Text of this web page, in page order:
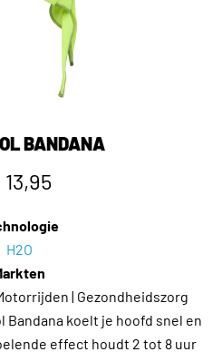
BANDANA
H2O
| Gezondheidszorg
Bandana koelt je hoofd snel en
effect houdt 2 tot 8 uur